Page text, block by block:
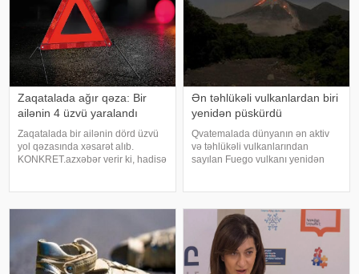
Zaqatalada ağır qəza: Bir
ailənin 4 üzvü yaralandı
Zaqatalada bir ailənin dörd üzvü
yol qəzasında xəsarət alıb.
KONKRET.azxəbər verir ki, hadisə
idarəetmədən çıxaraq aşıb. Qəza
Ən təhlükəli vulkanlardan biri
yenidən püskürdü
Qvatemalada dünyanın ən aktiv
və təhlükəli vulkanlarından
sayılan Fuego vulkanı yenidən
elan olunub, vulkanın yaxınlığında
yaşayan sakinləri